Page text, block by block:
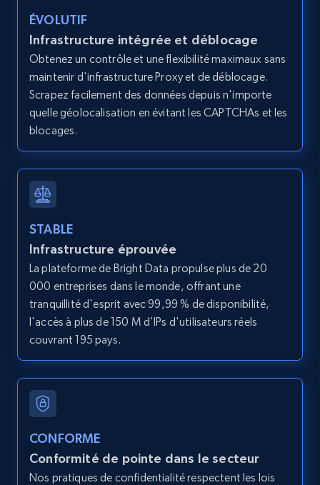
Zillow properties listing information -
Search by parameters on zillow and use the
direct link as input
Zpid, City, State, HomeStatus, Address,
IsListingClaimedByCurrentSignedInUser,
IsCurrentSignedInAgentResponsible, Bedrooms,
and more.
LinkedIn posts
URL, ID, User id, Use url, Title, Headline, Post
text, Date posted, and more.
11.3K+ 1.5K+ Essai gratuit
LinkedIn posts - Discover user's articles by
URL
URL, ID, User id, Use url, Title, Headline, Post
text, Date posted, and more.
ÉVOLUTIF
Infrastructure intégrée et déblocage
Obtenez un contrôle et une flexibilité maximaux sans
maintenir d'infrastructure Proxy et de déblocage.
Scrapez facilement des données depuis n'importe
quelle géolocalisation en évitant les CAPTCHAs et les
blocages.
STABLE
Infrastructure éprouvée
La plateforme de Bright Data propulse plus de 20
000 entreprises dans le monde, offrant une
tranquillité d'esprit avec 99,99 % de disponibilité,
l'accès à plus de 150 M d'IPs d'utilisateurs réels
couvrant 195 pays.
CONFORME
Conformité de pointe dans le secteur
Nos pratiques de confidentialité respectent les lois